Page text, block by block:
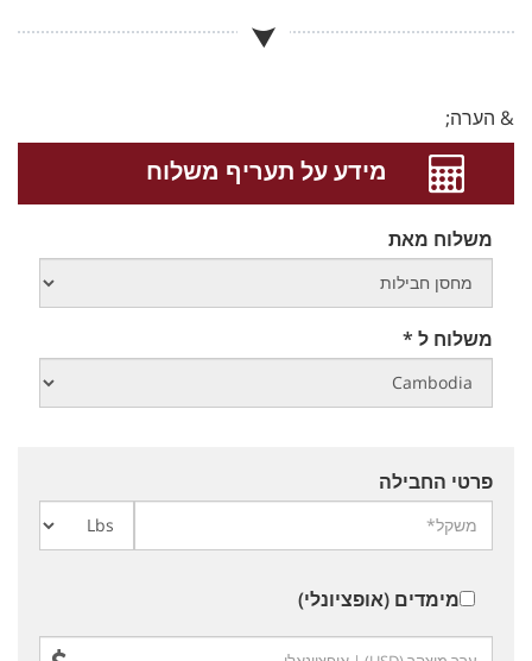
& הערה;
מידע על תעריף משלוח
משלוח מאת
משלוח ל *
פרטי החבילה
מימדים (אופציונלי)